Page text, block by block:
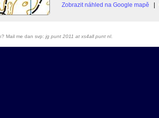
Zobrazit náhled na Google mapě
|
Mail me dan svp: jg punt 2011 at xs4all punt nl.